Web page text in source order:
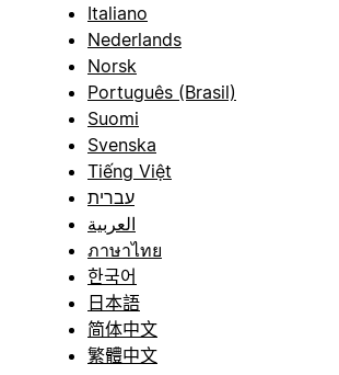
Italiano
Nederlands
Norsk
Português (Brasil)
Suomi
Svenska
Tiếng Việt
עברית
العربية
ภาษาไทย
한국어
日本語
简体中文
繁體中文